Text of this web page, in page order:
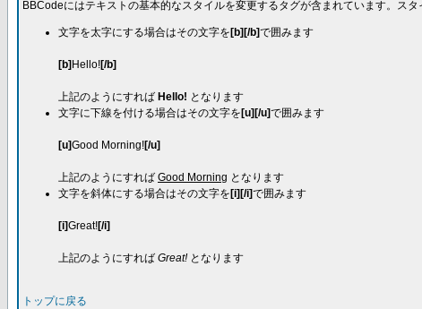
BBCodeにはテキストの基本的なスタイルを変更するタグが含まれています。ス
文字を太字にする場合はその文字を [b][/b]で囲みます
[b] Hello![/b]
上記のようにすれば Hello! となります
文字に下線を付ける場合はその文字を [u][/u]で囲みます
[u]Good Morning![/u]
上記のようにすれば Good Morning となります
文字を斜体にする場合はその文字を [i][/i]で囲みます
[i]Great![/i]
上記のようにすれば Great!となります
トップに戻る